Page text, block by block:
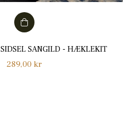
SIDSEL SANGILD - HÆKLEKIT
Normalpris
289,00 kr